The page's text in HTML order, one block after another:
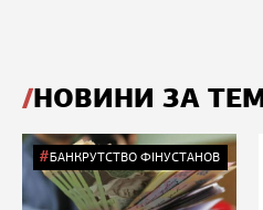
НОВИНИ ЗА
БАНКРУТСТВО ФІНУСТАНОВ